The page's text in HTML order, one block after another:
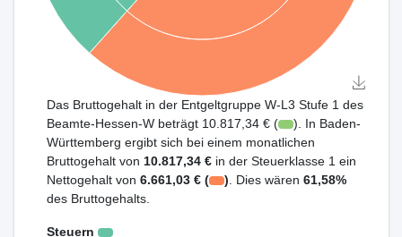
Das Bruttogehalt in der Entgeltgruppe W-L3 Stufe 1 des
Beamte-Hessen-W beträgt 10.817,34 € (
). In Baden-
Württemberg ergibt sich bei einem monatlichen
Bruttogehalt von 10.817,34 € in der Steuerklasse 1 ein
Nettogehalt von 6.661,03 € ( ) . Dies wären61,58%
des Bruttogehalts.
Steuern